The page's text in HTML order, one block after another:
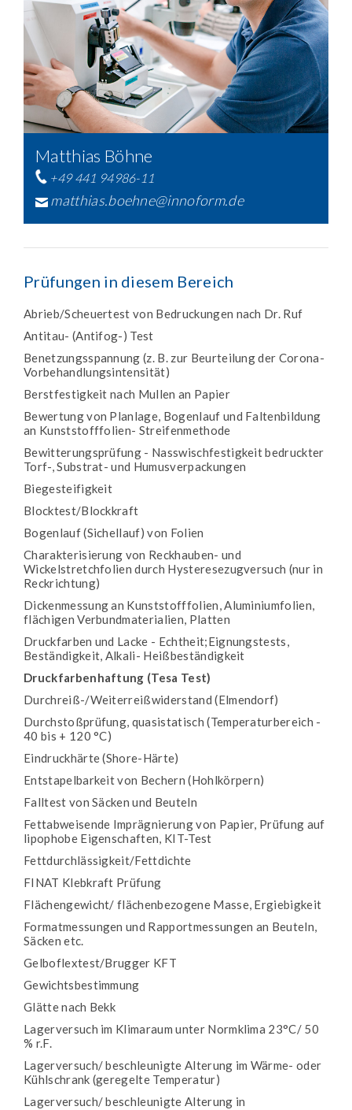
Matthias Böhne
+49 441 94986-11
matthias.boehne@innoform.de
Prüfungen in diesem Bereich
Abrieb/Scheuertest von Bedruckungen nach Dr. Ruf
Antitau- (Antifog-) Test
Benetzungsspannung (z. B. zur Beurteilung der Corona-
Vorbehandlungsintensität)
Berstfestigkeit nach Mullen an Papier
Bewertung von Planlage, Bogenlauf und Faltenbildung
an Kunststofffolien- Streifenmethode
Bewitterungsprüfung - Nasswischfestigkeit bedruckter
Torf-, Substrat- und Humusverpackungen
Biegesteifigkeit
Blocktest/Blockkraft
Bogenlauf (Sichellauf) von Folien
Charakterisierung von Reckhauben- und
Wickelstretchfolien durch Hysteresezugversuch (nur in
Reckrichtung)
Dickenmessung an Kunststofffolien, Aluminiumfolien,
flächigen Verbundmaterialien, Platten
Druckfarben und Lacke - Echtheit;Eignungstests,
Beständigkeit, Alkali- Heißbeständigkeit
Druckfarbenhaftung (Tesa Test)
Durchreiß-/Weiterreißwiderstand (Elmendorf)
Durchstoßprüfung, quasistatisch (Temperaturbereich -
40 bis + 120 °C)
Eindruckhärte (Shore-Härte)
Entstapelbarkeit von Bechern (Hohlkörpern)
Falltest von Säcken und Beuteln
Fettabweisende Imprägnierung von Papier, Prüfung auf
lipophobe Eigenschaften, KIT-Test
Fettdurchlässigkeit/Fettdichte
FINAT Klebkraft Prüfung
Flächengewicht/ flächenbezogene Masse, Ergiebigkeit
Formatmessungen und Rapportmessungen an Beuteln,
Säcken etc.
Gelboflextest/Brugger KFT
Gewichtsbestimmung
Glätte nach Bekk
Lagerversuch im Klimaraum unter Normklima 23°C/ 50
% r.F.
Lagerversuch/ beschleunigte Alterung im Wärme- oder
Kühlschrank (geregelte Temperatur)
Lagerversuch/ beschleunigte Alterung in